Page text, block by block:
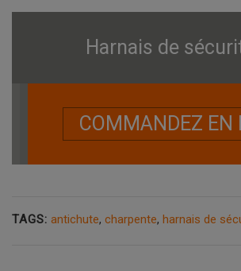
Harnais de
COMMANDEZ EN
TAGS: antichute, charpente, harnais de